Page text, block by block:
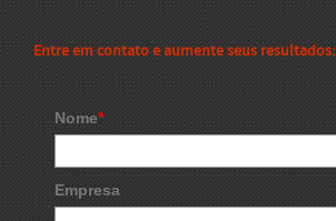
Entre em contato e aumente seus resultados:
Nome*
Empresa